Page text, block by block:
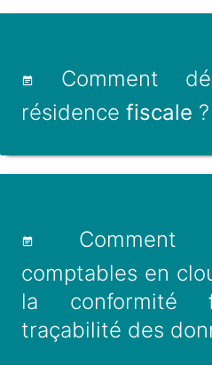
Comment
résidence fiscale ?
Comment
comptables en
la conformité
traçabilité des